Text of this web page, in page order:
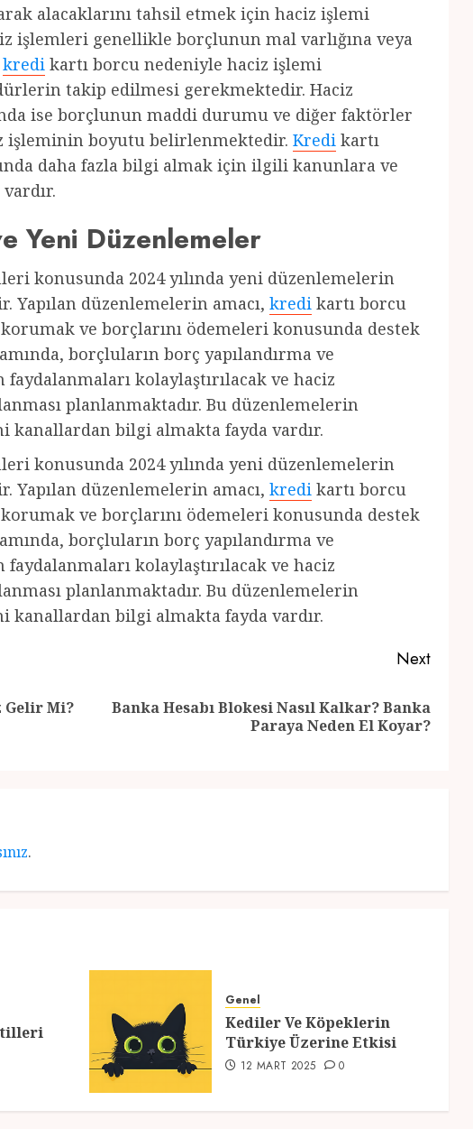
alacaklarını tahsil etmek için haciz işlemi
işlemleri genellikle borçlunun mal varlığına veya
kredi kartı borcu nedeniyle haciz işlemi
takip edilmesi gerekmektedir. Haciz
ise borçlunun maddi durumu ve diğer faktörler
işleminin boyutu belirlenmektedir. Kredi kartı
daha fazla bilgi almak için ilgili kanunlara ve
Yeni Düzenlemeler
konusunda 2024 yılında yeni düzenlemelerin
düzenlemelerin amacı, kredi kartı borcu
ve borçlarını ödemeleri konusunda destek
borçluların borç yapılandırma ve
kolaylaştırılacak ve haciz
planlanmaktadır. Bu düzenlemelerin
kanallardan bilgi almakta fayda vardır.
konusunda 2024 yılında yeni düzenlemelerin
düzenlemelerin amacı, kredi kartı borcu
ve borçlarını ödemeleri konusunda destek
borçluların borç yapılandırma ve
kolaylaştırılacak ve haciz
planlanmaktadır. Bu düzenlemelerin
kanallardan bilgi almakta fayda vardır.
Previous
Gelir Mi?
Next
NextBanka Hesabı Blokesi Nasıl Kalkar? Banka
Paraya Neden El Koyar?
.
Genel
Kediler Ve Köpeklerin
Türkiye Üzerine Etkisi
12 MART 2025 0